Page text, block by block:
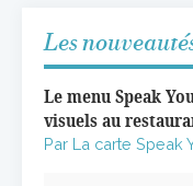
Les
Le menu Speak
visuels au
Par La carte Speak